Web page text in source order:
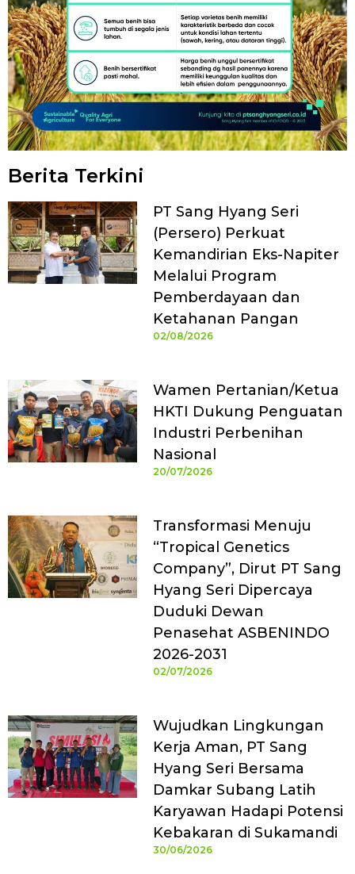
Berita Terkini
PT Sang Hyang Seri
(Persero) Perkuat
Kemandirian Eks-Napiter
Melalui Program
Pemberdayaan dan
Ketahanan Pangan
02/08/2026
Wamen Pertanian/Ketua
HKTI Dukung Penguatan
Industri Perbenihan
Nasional
20/07/2026
Transformasi Menuju
“Tropical Genetics
Company”, Dirut PT Sang
Hyang Seri Dipercaya
Duduki Dewan
Penasehat ASBENINDO
2026-2031
02/07/2026
Wujudkan Lingkungan
Kerja Aman, PT Sang
Hyang Seri Bersama
Damkar Subang Latih
Karyawan Hadapi Potensi
Kebakaran di Sukamandi
30/06/2026